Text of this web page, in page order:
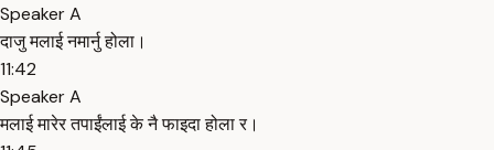
Speaker A
दाजु मलाई नमार्नु होला।
11:42
Speaker A
मलाई मारेर तपाईंलाई के नै फाइदा होला र।